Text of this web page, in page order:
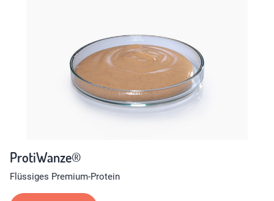
ProtiWanze®
Flüssiges Premium-Protein